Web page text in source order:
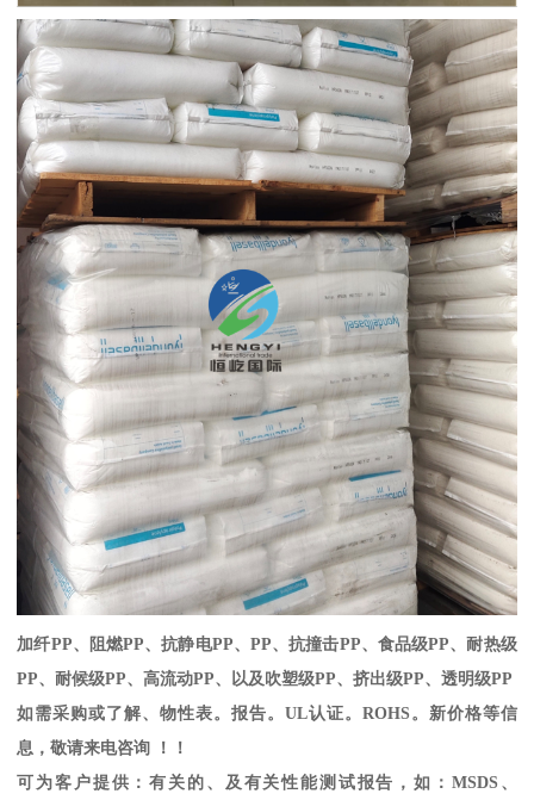
加纤PP、阻燃PP、抗静电PP、 PP、抗撞击PP、食品级PP、耐热级
PP、耐候级PP、高流动PP、以及吹塑级PP、挤出级PP、透明级PP
如需采购或了解、物性表。报告。 UL认证。 ROHS 。新价格等信
息，敬请来电咨询 ！！
可为客户提供：有关的、及有关性能测试报告，如： MSDS 、